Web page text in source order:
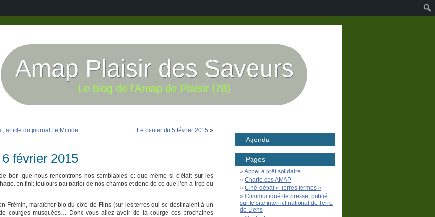
Amap Plaisir des Saveurs
Le blog de l'Amap de Plaisir (78)
, article du journal Le Monde Le panier du 5 février 2015 »
février 2015
bon que nous rencontrons nos semblables et que même si c’était sur les
on finit toujours par parler de nos champs et donc de ce que l’on a trop ou
Frémin, maraîcher bio du côté de Flins (sur les terres qui se destinaient à un
courges musquées… Donc vous allez avoir de la courge ces prochaines
Agenda
Pages
Appel à prêt solidaire
Charte des AMAP
Ciné-débat « Terres fermes »
Communiqué de presse, publié
sur le site internet national de Terre
de Liens